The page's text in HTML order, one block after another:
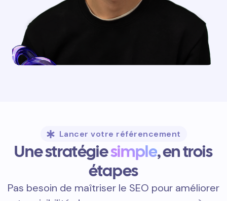
Lancer votre référencement
Une stratégiesimple, en trois
étapes
Pas besoin de maîtriser le SEO pour améliorer